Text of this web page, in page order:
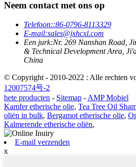
Neem contact met ons op
Telefoon::86-0796-8113329
E-mail:sales@jxhcxl.com
Een jurk:Nr. 269 Nanshan Road,
& Technical Development Area,
China
© Copyright - 2010-2022 : Alle rechten
12007574号-2
hete producten - Sitemap - AMP Mobiel
Kamfer etherische olie, Tea Tree Oil
oliën in bulk, Bergamot etherische olie,
Kalmerende etherische oliën,
E-mail verzenden
x